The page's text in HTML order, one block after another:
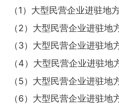
（1）大型民营企业进驻地
（2）大型民营企业进驻地
（3）大型民营企业进驻地
（4）大型民营企业进驻地
（5）大型民营企业进驻地
（6）大型民营企业进驻地